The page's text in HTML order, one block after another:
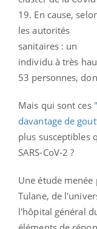
19. En cause,
les autorités
sanitaires : un
individu à très
53 personnes,
Mais qui sont ces
davantage de
plus susceptibles
SARS-CoV-2 ?
Une étude
Tulane, de
l'hôpital général